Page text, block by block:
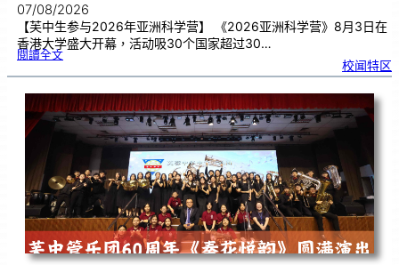
07/08/2026
【芙中生参与2026年亚洲科学营】 《2026亚洲科学营》8月3日在
香港大学盛大开幕，活动吸30个国家超过30…
閱讀全文:芙
参
2
0
2
6
年
亚
洲科
校闻特区